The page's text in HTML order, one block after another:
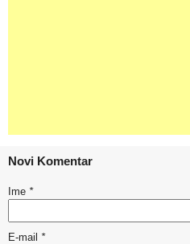
Novi Komentar
Ime *
E-mail *